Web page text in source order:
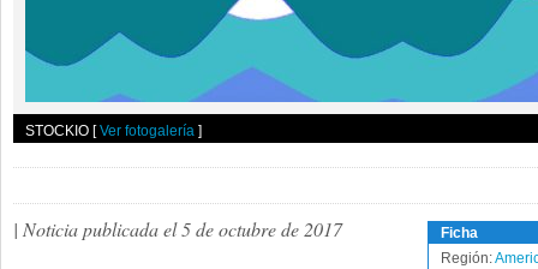
STOCKIO [Ver fotogalería ]
Ficha
Región:
| Noticia publicada el 5 de octubre de 2017